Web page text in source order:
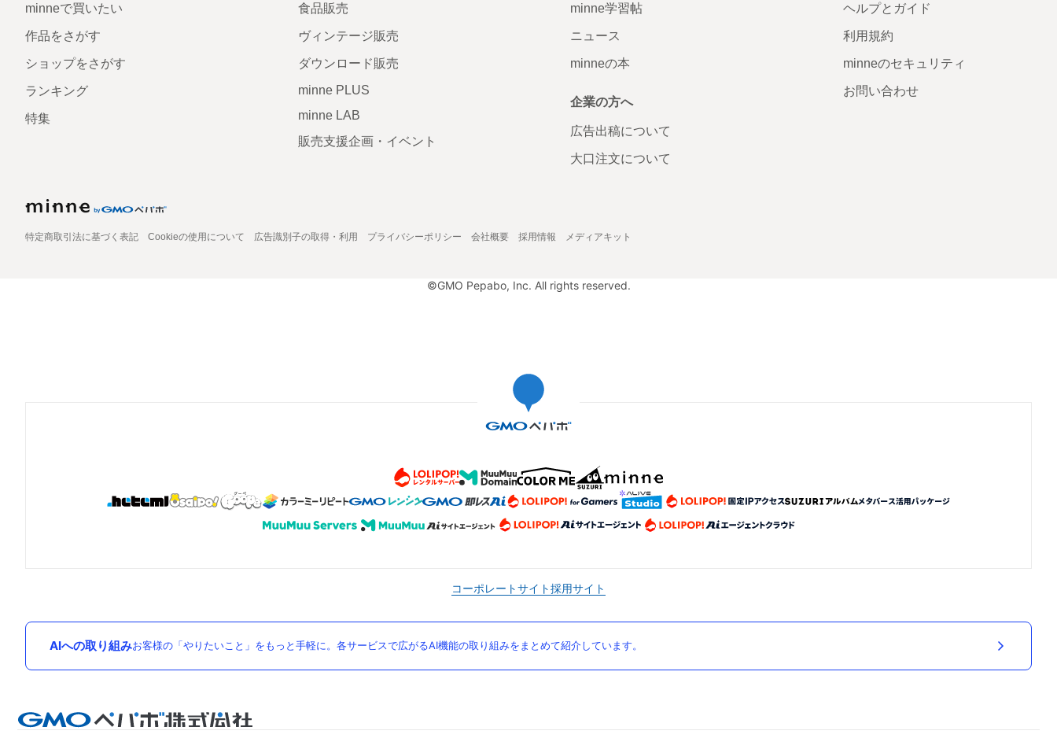
minneで買いたい
作品をさがす
ショップをさがす
ランキング
特集
食品販売
ヴィンテージ販売
ダウンロード販売
minne PLUS
minne LAB
販売支援企画・イベント
minne学習帖
ニュース
minneの本
企業の方へ
広告出稿について
大口注文について
ヘルプとガイド
利用規約
minneのセキュリティ
お問い合わせ
特定商取引法に基づく表記 Cookieの使用について 広告識別子の取得・利用 プライバシーポリシー 会社概要 採用情報 メディアキット
©GMO Pepabo, Inc. All rights reserved.
コーポレートサイト採用サイト
AIへの取り組みお客様の「やりたいこと」をもっと手軽に。各サービスで広がるAI機能の取り組みをまとめて紹介しています。